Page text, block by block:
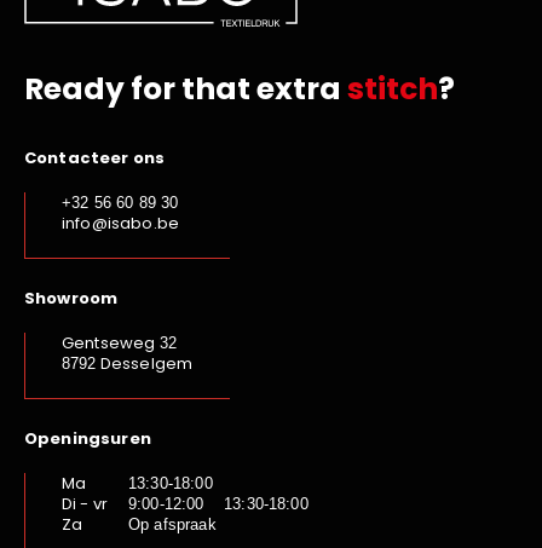
Ready for that extra stitch?
Contacteer ons
+32 56 60 89 30
info@isabo.be
Showroom
Gentseweg 32
8792 Desselgem
Openingsuren
Ma
13:30-18:00
Di - vr 9:00-12:00 13:30-18:00
Za Op afspraak